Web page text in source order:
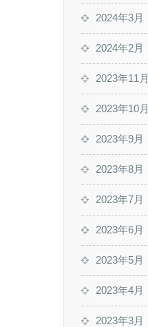
2024年3月
2024年2月
2023年11月
2023年10月
2023年9月
2023年8月
2023年7月
2023年6月
2023年5月
2023年4月
2023年3月